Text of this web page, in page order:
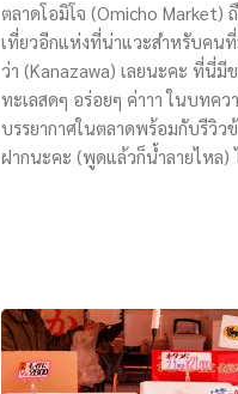
ตลาดโอมิโจ (Omicho Market)
เที่ยวอีกแห่งที่น่าแวะสำหรับคนที่
ว่า (Kanazawa) เลยนะคะ ที่นี่มี
ทะเลสดๆ อร่อยๆ ค่าาา ในบทคว
บรรยากาศในตลาดพร้อมกับรีวิว
ฝากนะคะ (พูดแล้วก็น้ำลายไหล)